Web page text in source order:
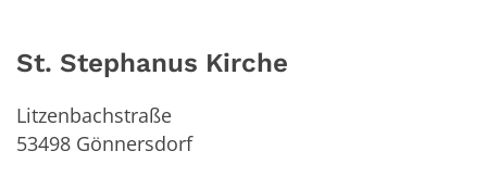
St. Stephanus Kirche
Litzenbachstraße
53498 Gönnersdorf